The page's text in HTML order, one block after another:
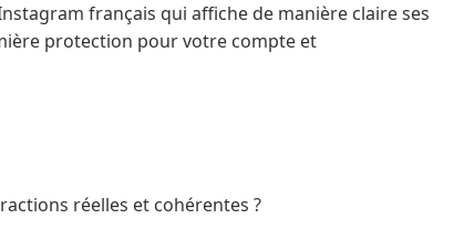
français qui affiche de manière claire ses
protection pour votre compte et
réelles et cohérentes ?